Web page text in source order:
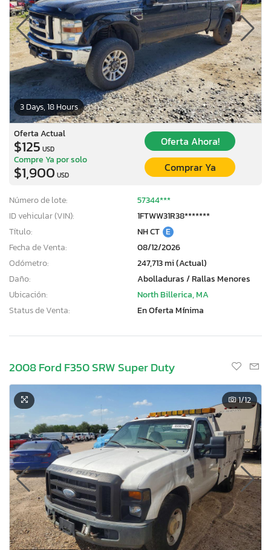
3 Days, 18 Hours
Oferta Actual
$125 USD
Oferta Ahora!
Compre Ya por solo
$1,900 USD
Comprar Ya
Número de lote:
57344***
ID vehicular (VIN):
1FTWW31R38*******
Título:
NH CT E
Fecha de Venta:
08/12/2026
Odómetro:
247,713 mi (Actual)
Daño:
Abolladuras / Rallas Menores
Ubicación:
North Billerica, MA
Status de Venta:
En Oferta Mínima
2008 Ford F350 SRW Super Duty
1/12